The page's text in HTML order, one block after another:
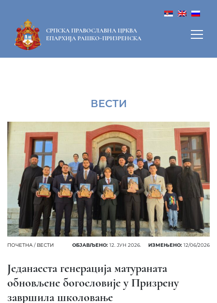
СРПСКА ПРАВОСЛАВНА ЦРКВА
ЕПАРХИЈА РАШКО-ПРИЗРЕНСКА
ВЕСТИ
ПОЧЕТНА / ВЕСТИ ОБЈАВЉЕНО: 12. ЈУН 2026. ИЗМЕЊЕНО: 12/06/2026
Једанаеста генерација матураната
обновљене богословије у Призрену
завршила школовање